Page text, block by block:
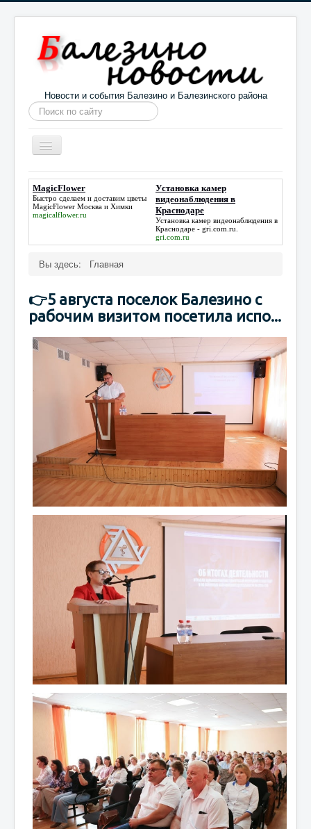
Новости и события Балезино и Балезинского района
Искать...
Toggle
Navigation
Главная
Погода в Балезино Новости
Информация Галерея О проекте
MagicFlower
Быстро сделаем и доставим цветы
MagicFlower Москва и Химки
magicalflower.ru
Установка камер
видеонаблюдения в
Краснодаре
Установка камер видеонаблюдения в
Краснодаре - gri.com.ru.
gri.com.ru
Вы здесь: Главная
👉5 августа поселок Балезино с
рабочим визитом посетила испо...